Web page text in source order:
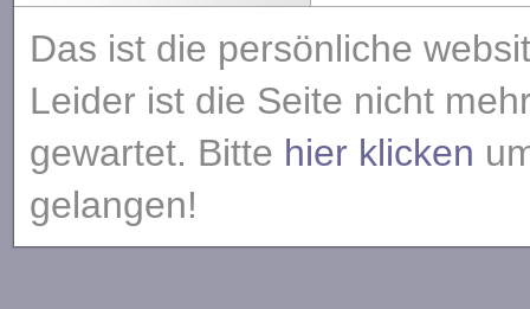
Das ist die persönliche
Leider ist die Seite nicht
gewartet. Bitte hier klicken
gelangen!